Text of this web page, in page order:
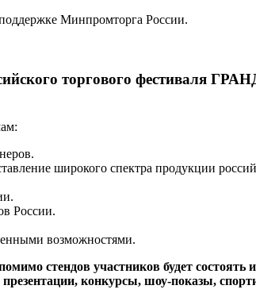
Минпромторга России.
торгового фестиваля
широкого спектра продукции
России.
возможностями.
стендов участников будет
конкурсы, шоу-показы,